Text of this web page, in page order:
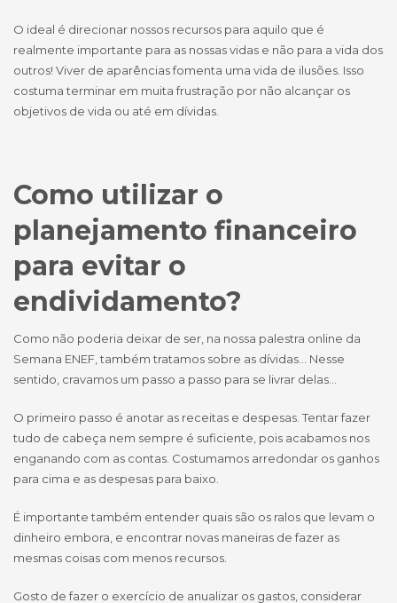
O ideal é direcionar nossos recursos para aquilo que é
realmente importante para as nossas vidas e não para a vida dos
outros! Viver de aparências fomenta uma vida de ilusões. Isso
costuma terminar em muita frustração por não alcançar os
objetivos de vida ou até em dívidas.
Como utilizar o
planejamento financeiro
para evitar o
endividamento?
Como não poderia deixar de ser, na nossa palestra online da
Semana ENEF, também tratamos sobre as dívidas… Nesse
sentido, cravamos um passo a passo para se livrar delas…
O primeiro passo é anotar as receitas e despesas. Tentar fazer
tudo de cabeça nem sempre é suficiente, pois acabamos nos
enganando com as contas. Costumamos arredondar os ganhos
para cima e as despesas para baixo.
É importante também entender quais são os ralos que levam o
dinheiro embora, e encontrar novas maneiras de fazer as
mesmas coisas com menos recursos.
Gosto de fazer o exercício de anualizar os gastos, considerar